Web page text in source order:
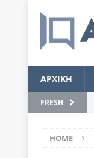
ΑΡΧΙΚΗ
FRESH
HOME